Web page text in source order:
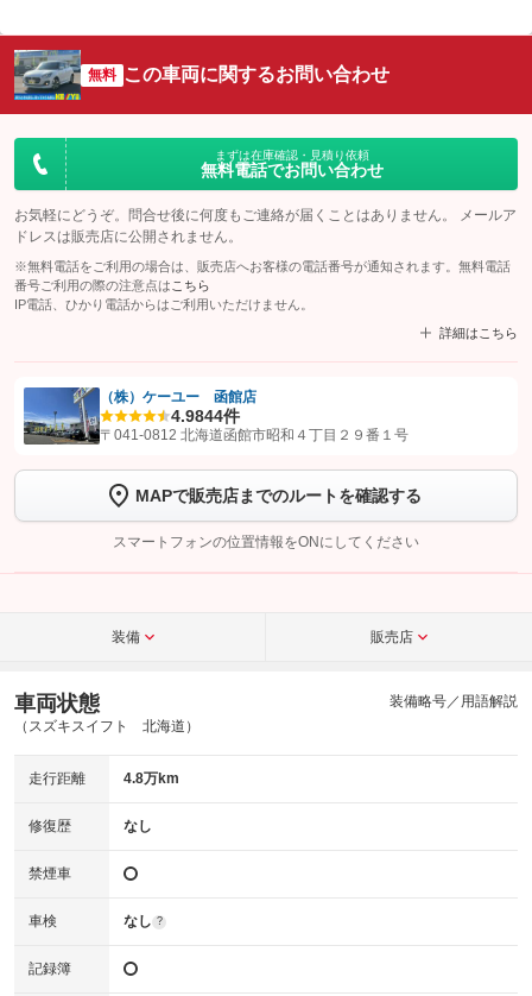
無料 この車両に関するお問い合わせ
まずは在庫確認・見積り依頼
無料電話でお問い合わせ
お気軽にどうぞ。問合せ後に何度もご連絡が届くことはありません。 メールア
ドレスは販売店に公開されません。
※無料電話をご利用の場合は、販売店へお客様の電話番号が通知されます。無料電話
番号ご利用の際の注意点は こちら
IP電話、ひかり電話からはご利用いただけません。
詳細はこちら
【STEP1】認証画面でグーネットを友だち追加してから「許可する」ボタンを押
トーク画面で
ボタンをタップして問い合わせを
完了してください。
こちら
（株）ケーユー 函館店
4.9844件
〒041-0812 北海道函館市昭和４丁目２９番１号
MAPで販売店までのルートを確認する
スマートフォンの位置情報をONにしてください
装備 販売店
車両状態
（スズキスイフト 北海道）
装備略号／用語解説
走行距離 4.8万km
修復歴 なし
禁煙車
車検 なし ?
記録簿